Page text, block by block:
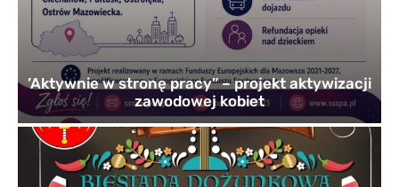
’Aktywnie w stronę pracy” – projekt aktywizacji
zawodowej kobiet